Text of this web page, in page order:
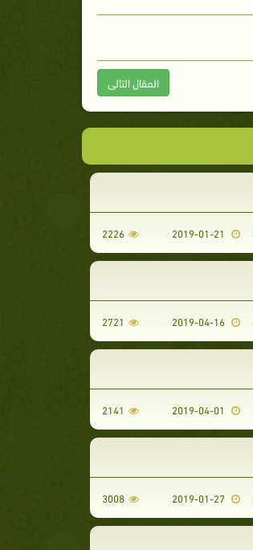
المقال التالى
2226
2019-04-16
2721
2141
3008